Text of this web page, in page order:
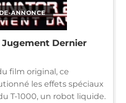
ANNONCE
Jugement Dernier
film original, ce
les effets spéciaux
T-1000, un robot liquide.